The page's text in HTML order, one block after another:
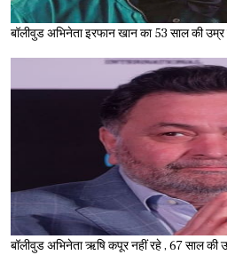
बॉलीवुड अभिनेता इरफान खान का 53 साल की
बॉलीवुड अभिनेता ऋषि कपूर नहीं रहे , 67 साल की